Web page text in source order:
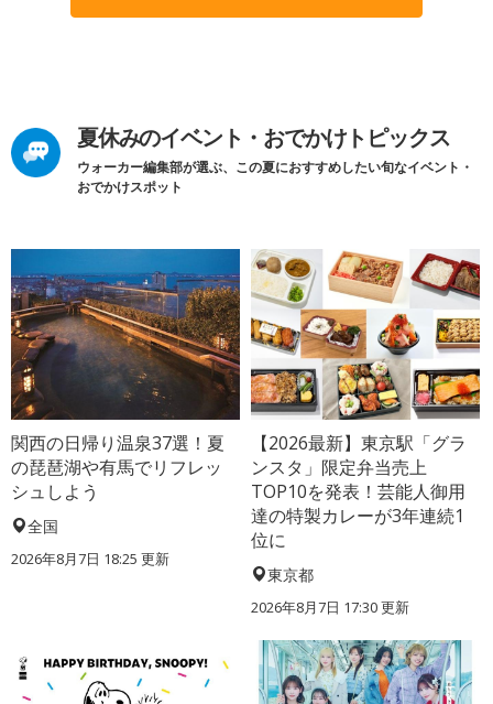
夏休みのイベント・おでかけトピックス
ウォーカー編集部が選ぶ、この夏におすすめしたい旬なイベント・
おでかけスポット
関西の日帰り温泉37選！夏
の琵琶湖や有馬でリフレッ
シュしよう
全国
2026年8月7日 18:25 更新
【2026最新】東京駅「グラ
ンスタ」限定弁当売上
TOP10を発表！芸能人御用
達の特製カレーが3年連続1
位に
東京都
2026年8月7日 17:30更新